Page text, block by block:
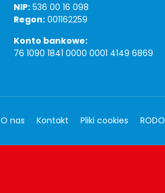
NIP: 536 00 16 098
Regon: 001162259
Konto bankowe:
76 1090 1841 0000 0001 4149 6869
O nas Kontakt Pliki cookies RODO